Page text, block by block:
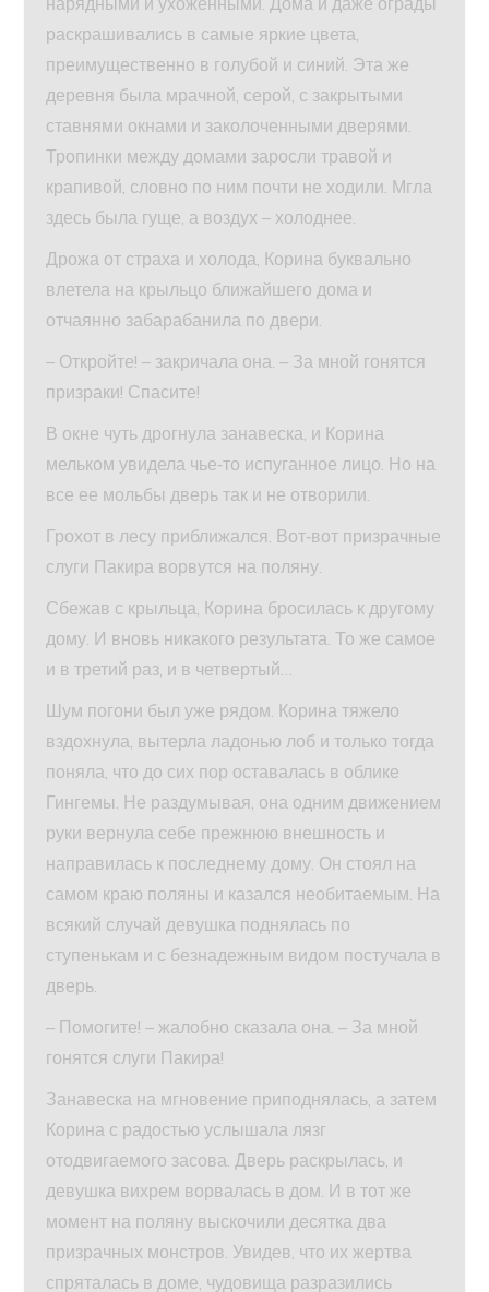
раскрашивались в самые яркие цвета,
преимущественно в голубой и синий. Эта же
деревня была мрачной, серой, с закрытыми
ставнями окнами и заколоченными дверями.
Тропинки между домами заросли травой и
крапивой, словно по ним почти не ходили. Мгла
здесь была гуще, а воздух – холоднее.
Дрожа от страха и холода, Корина буквально
влетела на крыльцо ближайшего дома и
отчаянно забарабанила по двери.
– Откройте! – закричала она. – За мной гонятся
призраки! Спасите!
В окне чуть дрогнула занавеска, и Корина
мельком увидела чье‑то испуганное лицо. Но на
все ее мольбы дверь так и не отворили.
Грохот в лесу приближался. Вот‑вот призрачные
слуги Пакира ворвутся на поляну.
Сбежав с крыльца, Корина бросилась к другому
дому. И вновь никакого результата. То же самое
и в третий раз, и в четвертый…
Шум погони был уже рядом. Корина тяжело
вздохнула, вытерла ладонью лоб и только тогда
поняла, что до сих пор оставалась в облике
Гингемы. Не раздумывая, она одним движением
руки вернула себе прежнюю внешность и
направилась к последнему дому. Он стоял на
самом краю поляны и казался необитаемым. На
всякий случай девушка поднялась по
ступенькам и с безнадежным видом постучала в
дверь.
– Помогите! – жалобно сказала она. – За мной
гонятся слуги Пакира!
Занавеска на мгновение приподнялась, а затем
Корина с радостью услышала лязг
отодвигаемого засова. Дверь раскрылась, и
девушка вихрем ворвалась в дом. И в тот же
момент на поляну выскочили десятка два
призрачных монстров. Увидев, что их жертва
спряталась в доме, чудовища разразились